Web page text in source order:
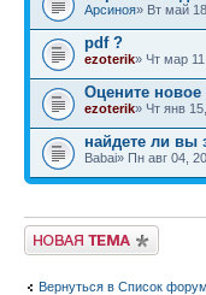
Арсиноя» Вт май
pdf ?
ezoterik» Чт мар
Оцените
ezoterik» Чт янв
найдете ли вы
Babai» Пн авг 04,
Новая тема
Вернуться в Список